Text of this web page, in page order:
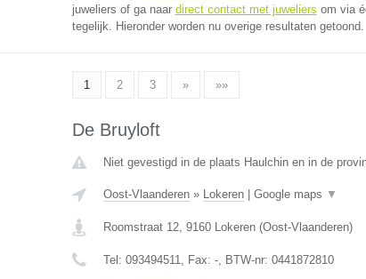
juweliers of ga naar direct contact met juweliers om via
tegelijk. Hieronder worden nu overige resultaten getoond.
1 2 3 » »»
De Bruyloft
Niet gevestigd in de plaats Haulchin en in de
Oost-Vlaanderen» Lokeren| Google maps ▼
Roomstraat 12, 9160 Lokeren(Oost-Vlaanderen)
Tel: 093494511, Fax: -, BTW-nr: 0441872810